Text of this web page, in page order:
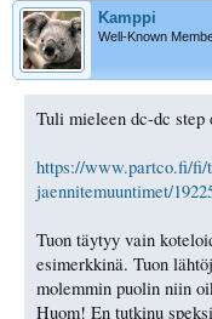
Kamppi
Well-Known
Tuli mieleen dc-dc step
https://www.partco.fi/fi/
jaennitemuuntimet/
Tuon täytyy vain
esimerkkinä. Tuon
molemmin puolin niin
Huom! En tutkinu